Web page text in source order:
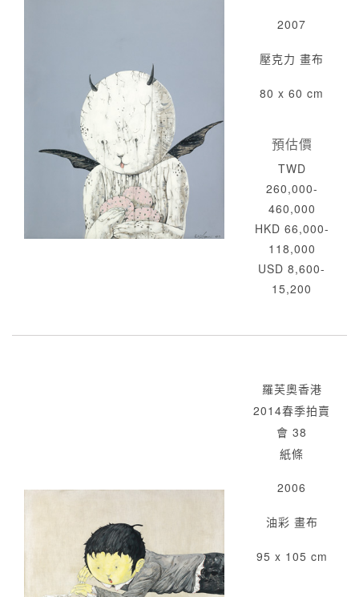
2007
壓克力 畫布
80 x 60 cm
預估價
TWD
260,000-
460,000
HKD 66,000-
118,000
USD 8,600-
15,200
羅芙奧香港
2014春季拍賣
會 38
紙條
2006
油彩 畫布
95 x 105 cm